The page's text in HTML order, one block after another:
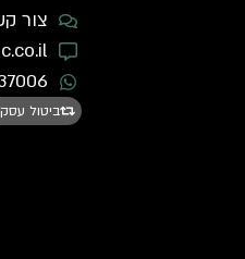
צור
ביטול